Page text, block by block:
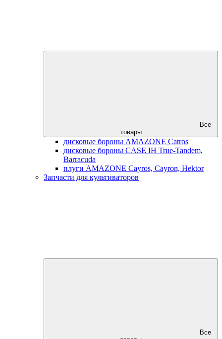
Все
товары
дисковые бороны AMAZONE Catros
дисковые бороны CASE IH True-Tandem,
Barracuda
плуги AMAZONE Cayros, Cayron, Hektor
Запчасти для культиваторов
Все